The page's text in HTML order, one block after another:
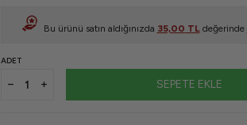
Bu ürünü satın aldığınızda 35,00 TLdeğerinde
ADET
SEPETE EKLE